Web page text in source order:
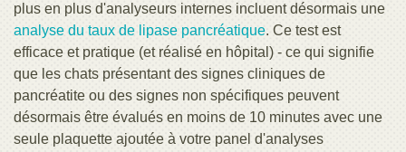
plus en plus d'analyseurs internes incluent désormais une
analyse du taux de lipase pancréatique. Ce test est
efficace et pratique (et réalisé en hôpital) - ce qui signifie
que les chats présentant des signes cliniques de
pancréatite ou des signes non spécifiques peuvent
désormais être évalués en moins de 10 minutes avec une
seule plaquette ajoutée à votre panel d'analyses